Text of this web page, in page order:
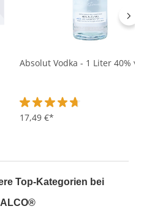
4.7 von 5 Sternen
Absolut Vodka - 1 Liter 40%
Durchschnittliche
17,49 €*
Top-Kategorien bei